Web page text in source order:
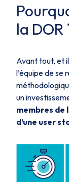
la DOR
Avant tout, et
l’équipe de se
un
membres de
d’une user